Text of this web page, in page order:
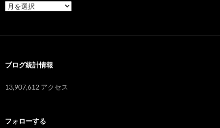
ア
ー
ブログ統計情報
13,907,612 アクセス
フォローする